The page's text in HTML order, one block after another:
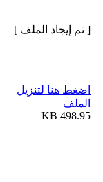
[ تم إيجاد الملف ]
اضغط هنا لتنزيل
الملف
498.95 KB